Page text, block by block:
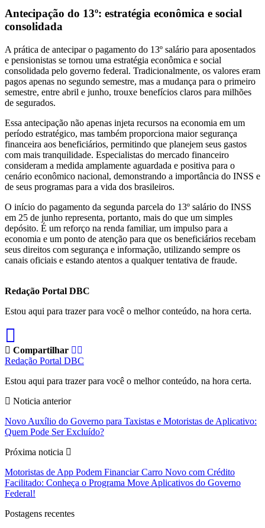
Antecipação do 13º: estratégia econômica e social
consolidada
A prática de antecipar o pagamento do 13º salário para aposentados
e pensionistas se tornou uma estratégia econômica e social
consolidada pelo governo federal. Tradicionalmente, os valores eram
pagos apenas no segundo semestre, mas a mudança para o primeiro
semestre, entre abril e junho, trouxe benefícios claros para milhões
de segurados.
Essa antecipação não apenas injeta recursos na economia em um
período estratégico, mas também proporciona maior segurança
financeira aos beneficiários, permitindo que planejem seus gastos
com mais tranquilidade. Especialistas do mercado financeiro
consideram a medida amplamente aguardada e positiva para o
cenário econômico nacional, demonstrando a importância do INSS e
de seus programas para a vida dos brasileiros.
O início do pagamento da segunda parcela do 13º salário do INSS
em 25 de junho representa, portanto, mais do que um simples
depósito. É um reforço na renda familiar, um impulso para a
economia e um ponto de atenção para que os beneficiários recebam
seus direitos com segurança e informação, utilizando sempre os
canais oficiais e estando atentos a qualquer tentativa de fraude.
Redação Portal DBC
Estou aqui para trazer para você o melhor conteúdo, na hora certa.
Compartilhar
Redação Portal DBC
Estou aqui para trazer para você o melhor conteúdo, na hora certa.
Noticia anterior
Novo Auxílio do Governo para Taxistas e Motoristas de Aplicativo:
Quem Pode Ser Excluído?
Próxima noticia
Motoristas de App Podem Financiar Carro Novo com Crédito
Facilitado: Conheça o Programa Move Aplicativos do Governo
Federal!
Postagens recentes